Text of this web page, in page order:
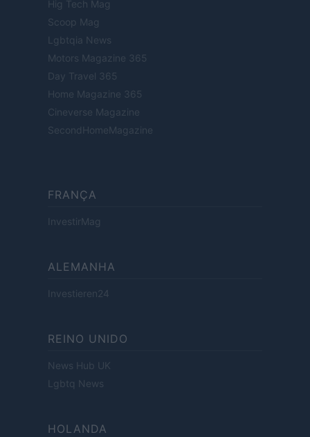
Hig Tech Mag
Scoop Mag
Lgbtqia News
Motors Magazine 365
Day Travel 365
Home Magazine 365
Cineverse Magazine
SecondHomeMagazine
FRANÇA
InvestirMag
ALEMANHA
Investieren24
REINO UNIDO
News Hub UK
Lgbtq News
HOLANDA